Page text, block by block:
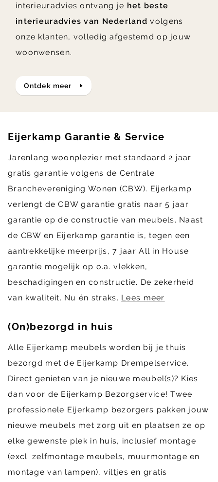
interieuradvies ontvang je het beste
interieuradvies van Nederland volgens
onze klanten, volledig afgestemd op jouw
woonwensen.
ontdek meer
Eijerkamp Garantie & Service
Jarenlang woonplezier met standaard 2 jaar
gratis garantie volgens de Centrale
Branchevereniging Wonen (CBW). Eijerkamp
verlengt de CBW garantie gratis naar 5 jaar
garantie op de constructie van meubels. Naast
de CBW en Eijerkamp garantie is, tegen een
aantrekkelijke meerprijs, 7 jaar All in House
garantie mogelijk op o.a. vlekken,
beschadigingen en constructie. De zekerheid
van kwaliteit. Nu én straks. Lees meer
(On)bezorgd in huis
Alle Eijerkamp meubels worden bij je thuis
bezorgd met de Eijerkamp Drempelservice.
Direct genieten van je nieuwe meubel(s)? Kies
dan voor de Eijerkamp Bezorgservice! Twee
professionele Eijerkamp bezorgers pakken jouw
nieuwe meubels met zorg uit en plaatsen ze op
elke gewenste plek in huis, inclusief montage
(excl. zelfmontage meubels, muurmontage en
montage van lampen), viltjes en gratis